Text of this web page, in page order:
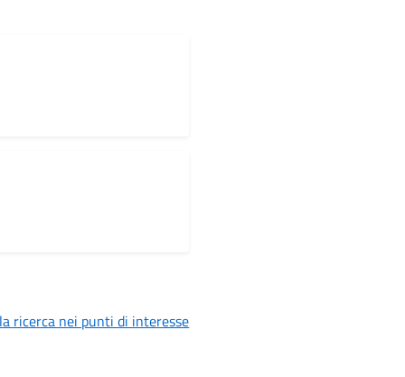
ricerca nei punti di interesse